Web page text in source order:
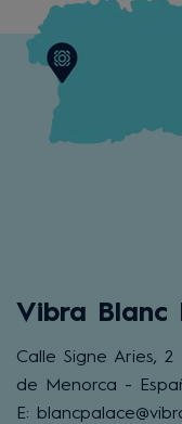
Vibra Blanc
Calle Signe Aries,
de Menorca -
E: